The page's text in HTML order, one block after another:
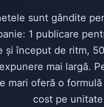
sunt gândite
1 publicare
și început de ritm,
mai largă.
mari oferă o
cost pe